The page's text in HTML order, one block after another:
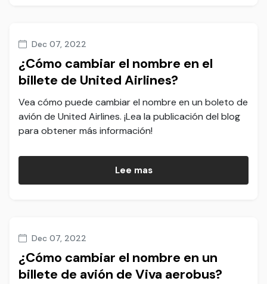
Dec 07, 2022
¿Cómo cambiar el nombre en el
billete de United Airlines?
Vea cómo puede cambiar el nombre en un boleto de
avión de United Airlines. ¡Lea la publicación del blog
para obtener más información!
Lee mas
Dec 07, 2022
¿Cómo cambiar el nombre en un
billete de avión de Viva aerobus?